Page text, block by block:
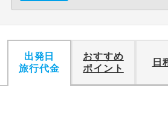
出発日
旅行代金
おすすめ
ポイント
日